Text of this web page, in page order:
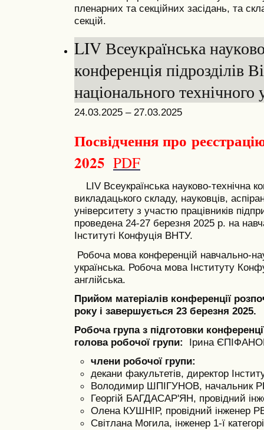
пленарних та секційних засідань, та
секцій.
LIV Всеукраїнська
конференція підрозділів
національного технічного
24.03.2025 – 27.03.2025
Посвідчення про
2025 PDF
LIV Всеукраїнська науково-технічна
викладацького складу, науковців,
університету з участю працівників
проведена 24-27 березня 2025 р. на
Інституті Конфуція ВНТУ.
Робоча мова конференцій навчально-
українська. Робоча мова Інституту
англійська.
Прийом матеріалів конференції
року і завершується 23 березня 2025.
Робоча група з підготовки
голова робочої групи: Ірина
члени робочої групи:
декани факультетів, директор
Володимир ШПІГУНОВ, начальник
Георгій БАГДАСАР'ЯН, провідний
Олена КУШНІР, провідний інженер
Світлана Могила, інженер 1-ї